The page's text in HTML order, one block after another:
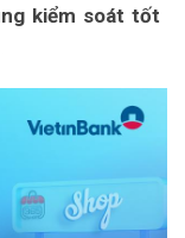
kiểm soát tốt